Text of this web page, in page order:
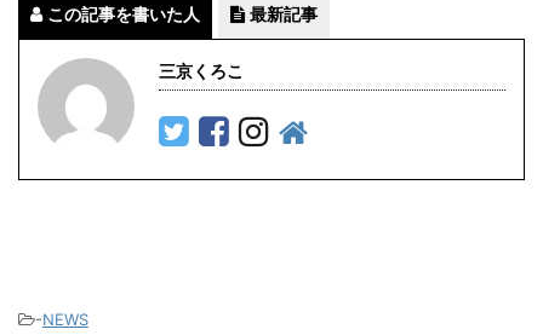
この記事を書いた人 最新記事
三京くろこ
-NEWS